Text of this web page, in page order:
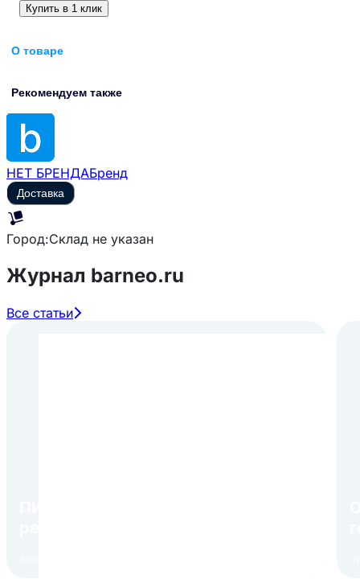
Купить в 1 клик
О товаре
Рекомендуем также
НЕТ БРЕНДАБренд
Доставка
Город:Склад не указан
Журнал barneo.ru
Все статьи